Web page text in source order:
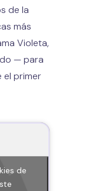
de la
más
Violeta,
— para
el primer
de